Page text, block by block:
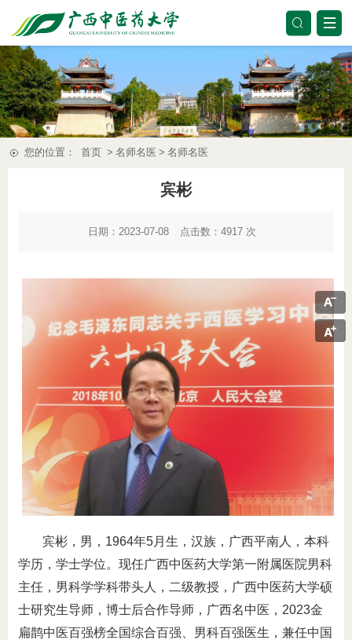
您的位置： 首页 > 名师名医 > 名师名医
宾彬
日期：2023-07-08 点击数： 4917 次
宾彬，男，1964年5月生，汉族，广西平南人，本科
学历，学士学位。现任广西中医药大学第一附属医院男科
主任，男科学学科带头人，二级教授，广西中医药大学硕
士研究生导师，博士后合作导师，广西名中医，2023金
扁鹊中医百强榜全国综合百强、男科百强医生，兼任中国